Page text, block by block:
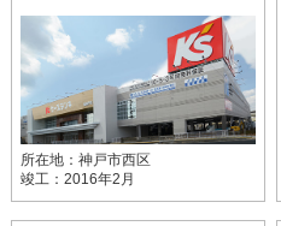
所在地：神戸市西区
竣工：2016年2月